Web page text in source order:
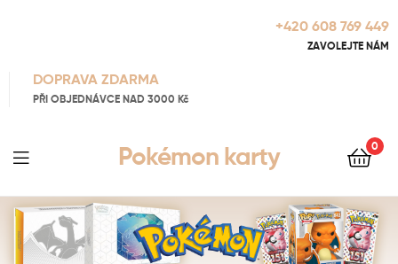
+420 608 769 449
ZAVOLEJTE NÁM
DOPRAVA ZDARMA
PŘI OBJEDNÁVCE NAD 3000 Kč
Pokémon karty 0